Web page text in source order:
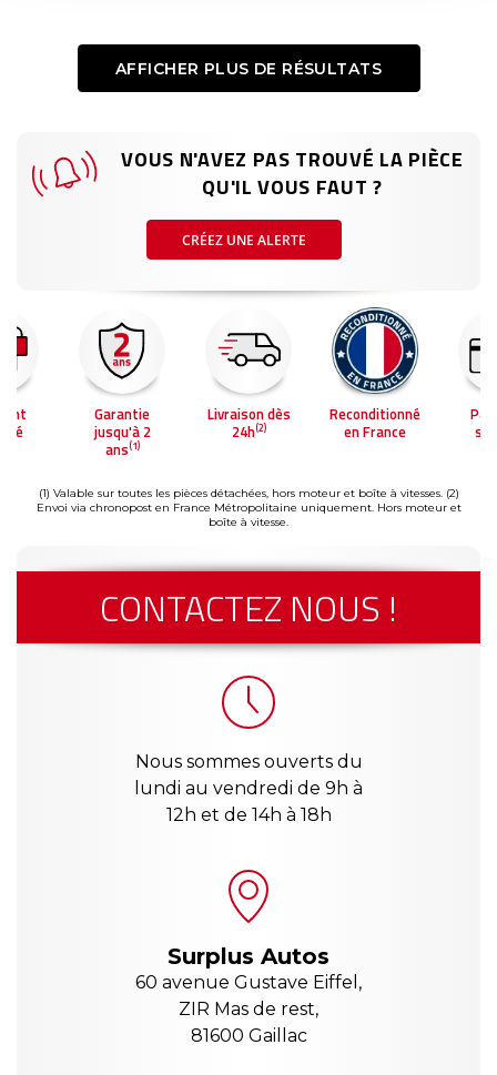
AFFICHER PLUS DE RÉSULTATS
VOUS N'AVEZ PAS TROUVÉ LA PIÈCE
QU'IL VOUS FAUT ?
CRÉEZ UNE ALERTE
Garantie
jusqu'à 2
ans(1)
Livraison dès
24h(2)
Reconditionné
en France
(1) Valable sur toutes les pièces détachées, hors moteur et boîte à vitesses. (2)
Envoi via chronopost en France Métropolitaine uniquement. Hors moteur et
boîte à vitesse.
CONTACTEZ NOUS !
Nous sommes ouverts du
lundi au vendredi de 9h à
12h et de 14h à 18h
Surplus Autos
60 avenue Gustave Eiffel,
ZIR Mas de rest,
81600 Gaillac